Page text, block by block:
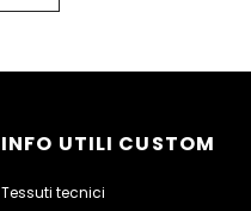
INFO UTILI CUSTOM
Tessuti tecnici